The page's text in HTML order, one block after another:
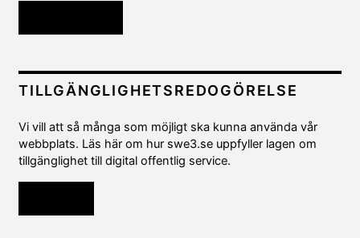
TILLGÄNGLIGHETSREDOGÖRELSE
Vi vill att så många som möjligt ska kunna använda vår
webbplats. Läs här om hur swe3.se uppfyller lagen om
tillgänglighet till digital offentlig service.